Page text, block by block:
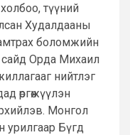
түүний
Худалдааны
боломжийн
сайд Орда Михаил
нийтлэг
өргөжүүлэн
Монгол
урилгаар Бүгд